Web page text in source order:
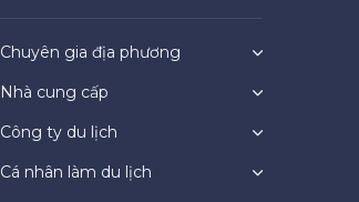
Chuyên gia địa phương
Nhà cung cấp
Công ty du lịch
Cá nhân làm du lịch